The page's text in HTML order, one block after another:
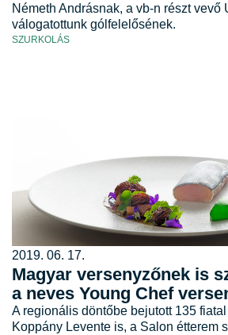
Németh Andrásnak, a vb-n részt vevő
válogatottunk gólfelelősének.
SZURKOLÁS
2019. 06. 17.
Magyar versenyzőnek is
a neves Young Chef
A regionális döntőbe bejutott 135
Koppány Levente is, a Salon étterem